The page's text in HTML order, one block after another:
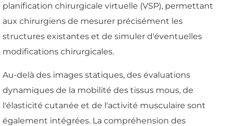
planification chirurgicale virtuelle (VSP), permettant
aux chirurgiens de mesurer précisément les
structures existantes et de simuler d'éventuelles
modifications chirurgicales.
Au-delà des images statiques, des évaluations
dynamiques de la mobilité des tissus mous, de
l'élasticité cutanée et de l'activité musculaire sont
également intégrées. La compréhension des